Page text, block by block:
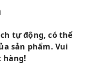
tự động, có thể
sản phẩm. Vui
hàng!